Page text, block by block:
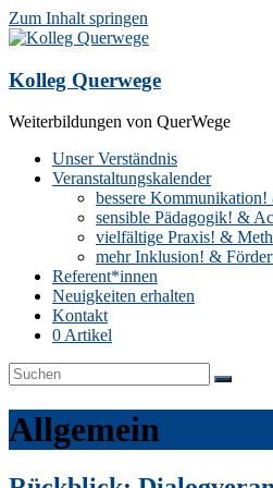
Zum Inhalt springen
Kolleg Querwege
Weiterbildungen von QuerWege
Unser Verständnis
Veranstaltungskalender
bessere
sensible Pädagogik! &
vielfältige Praxis! &
mehr Inklusion! &
Referent*innen
Neuigkeiten erhalten
Kontakt
0 Artikel
Allgemein